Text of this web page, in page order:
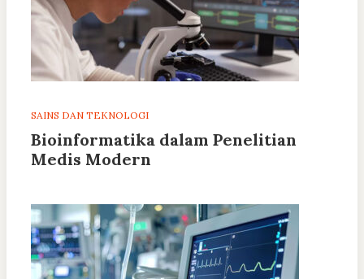
SAINS DAN TEKNOLOGI
Bioinformatika dalam Penelitian
Medis Modern